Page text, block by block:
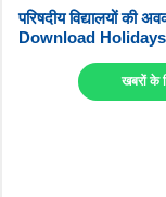
परिषदीय विद्यालयों की
Download
खबरों के